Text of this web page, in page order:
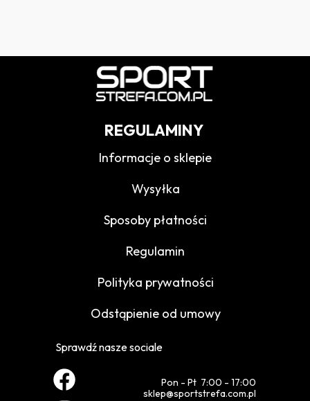
Pon - Pt 7:00 - 17:00
sklep@sportstrefa.com.pl
Sprawdź nasze sociale
REGULAMINY
Odstąpienie od umowy
Polityka prywatności
Regulamin
Sposoby płatności
Wysyłka
Informacje o sklepie